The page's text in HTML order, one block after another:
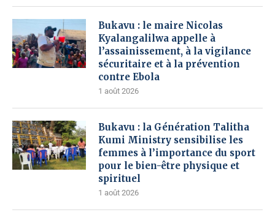
Bukavu : le maire Nicolas
Kyalangalilwa appelle à
l’assainissement, à la vigilance
sécuritaire et à la prévention
contre Ebola
1 août 2026
Bukavu : la Génération Talitha
Kumi Ministry sensibilise les
femmes à l’importance du sport
pour le bien-être physique et
spirituel
1 août 2026